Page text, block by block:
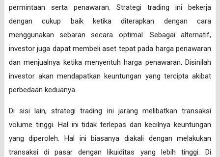
permintaan serta penawaran. Strategi trading ini bekerja
dengan cukup baik ketika diterapkan dengan cara
menggunakan sebaran secara optimal. Sebagai alternatif,
investor juga dapat membeli aset tepat pada harga penawaran
dan menjualnya ketika menyentuh harga penawaran. Disinilah
investor akan mendapatkan keuntungan yang tercipta akibat
perbedaan keduanya.
Di sisi lain, strategi trading ini jarang melibatkan transaksi
volume tinggi. Hal ini tidak terlepas dari kecilnya keuntungan
yang diperoleh. Hal ini biasanya diakali dengan melakukan
transaksi di pasar dengan likuiditas yang lebih tinggi. Di